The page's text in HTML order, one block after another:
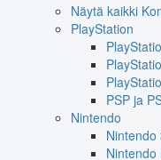
Näytä kaikki
PlayStation
PSP ja
Nintendo
Nintendo
Nintendo